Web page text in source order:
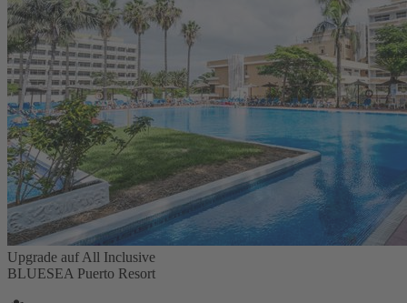
Upgrade auf All Inclusive
BLUESEA Puerto Resort